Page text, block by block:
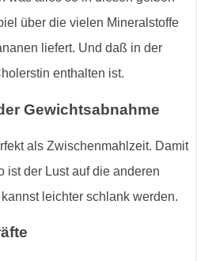
über die vielen Mineralstoffe
liefert. Und daß in der
enthalten ist.
Gewichtsabnahme
als Zwischenmahlzeit. Damit
ist der Lust auf die anderen
leichter schlank werden.